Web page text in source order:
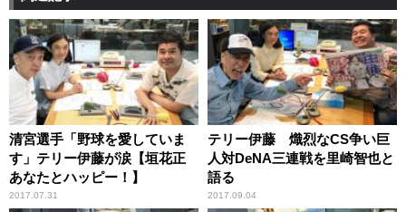
清宮選手「野球を愛していま
す」テリー伊藤が涙【垣花正
あなたとハッピー！】
2017.07.31
テリー伊藤 熾烈なCS争い巨
人対DeNA三連戦を里崎智也と
語る
2017.09.04